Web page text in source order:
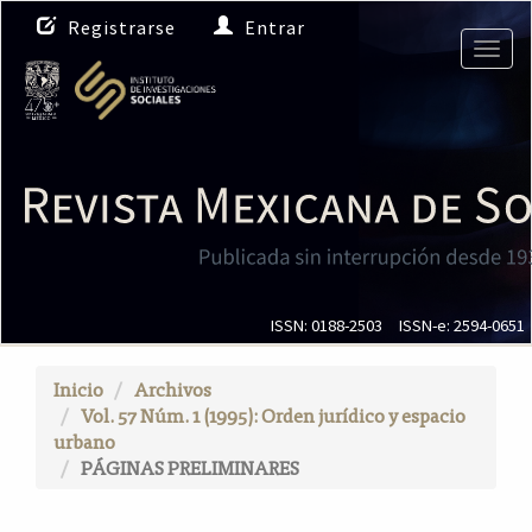
N
a
v
e
g
i
ó
n
c
a
Registrarse Entrar
ISSN: 0188-2503 ISSN-e: 2594-0651
Inicio
Archivos
Vol. 57 Núm. 1 (1995): Orden jurídico y espacio
urbano
PÁGINAS PRELIMINARES